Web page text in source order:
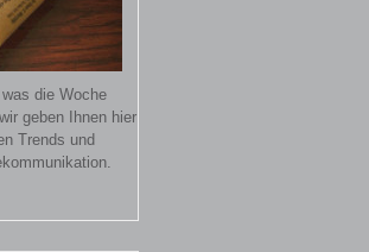
die Woche
geben Ihnen hier
Trends und